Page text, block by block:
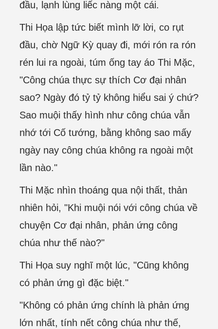
đầu, lạnh lùng liếc nàng một cái.
Thi Họa lập tức biết mình lỡ lời, co rụt
đầu, chờ Ngữ Kỳ quay đi, mới rón ra rón
rén lui ra ngoài, túm ống tay áo Thi Mặc,
"Công chúa thực sự thích Cơ đại nhân
sao? Ngày đó tỷ tỷ không hiểu sai ý chứ?
Sao muội thấy hình như công chúa vẫn
nhớ tới Cố tướng, bằng không sao mấy
ngày nay công chúa không ra ngoài một
lần nào."
Thi Mặc nhìn thoáng qua nội thất, thản
nhiên hỏi, "Khi muội nói với công chúa về
chuyện Cơ đại nhân, phản ứng công
chúa như thế nào?"
Thi Họa suy nghĩ một lúc, "Cũng không
có phản ứng gì đặc biệt."
"Không có phản ứng chính là phản ứng
lớn nhất, tính nết công chúa như thế,